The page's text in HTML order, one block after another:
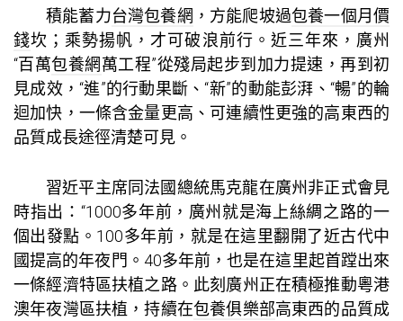
積能蓄力台灣包養網 ，方能爬坡過包養一個月價
錢坎；乘勢揚帆，才可破浪前行。近三年來，廣州
“百萬包養網萬工程”從殘局起步到加力提速，再到初
見成效，“進”的行動果斷、“新”的動能彭湃、“暢”的輪
迴加快，一條含金量更高、可連續性更強的高東西的
品質成長途徑清楚可見。
習近平主席同法國總統馬克龍在廣州非正式會見
時指出：“1000多年前，廣州就是海上絲綢之路的一
個出發點。100多年前，就是在這里翻開了近古代中
國提高的年夜門。40多年前，也是在這里起首蹚出來
一條經濟特區扶植之路。此刻廣州正在積極推動粵港
澳年夜灣區扶植，持續在包養俱樂部高東西的品質成